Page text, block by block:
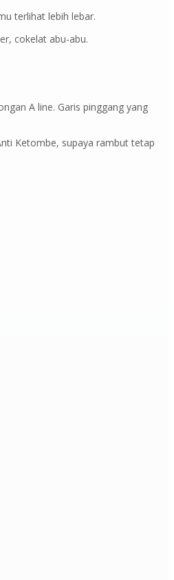
terlihat lebih lebar.
cokelat abu-abu.
A line. Garis pinggang yang
Ketombe, supaya rambut tetap